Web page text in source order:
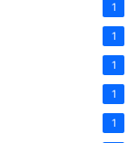
1
1
1
1
1